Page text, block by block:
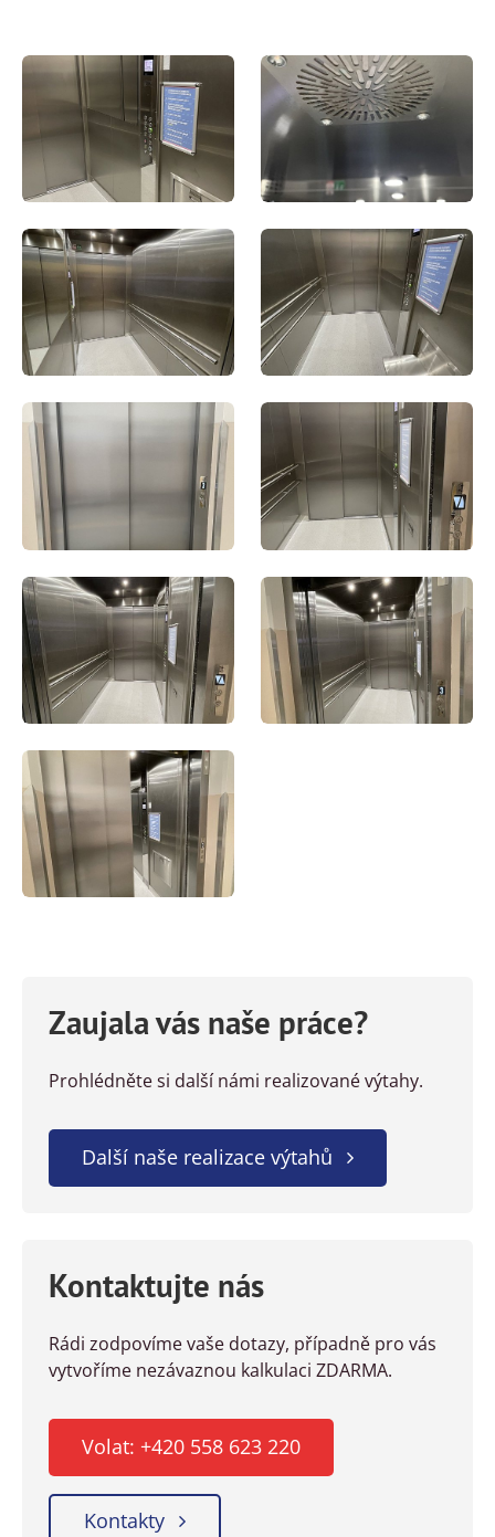
Zaujala vás naše práce?
Prohlédněte si další námi realizované výtahy.
Další naše realizace výtahů
Kontaktujte nás
Rádi zodpovíme vaše dotazy, případně pro vás
vytvoříme nezávaznou kalkulaci ZDARMA.
Volat: +420 558 623 220
Kontakty